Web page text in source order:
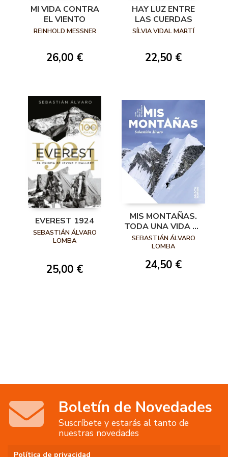
MI VIDA CONTRA
EL VIENTO
REINHOLD MESSNER
26,00 €
HAY LUZ ENTRE
LAS CUERDAS
SÍLVIA VIDAL MARTÍ
22,50 €
EVEREST 1924
SEBASTIÁN ÁLVARO
LOMBA
25,00 €
MIS MONTAÑAS.
TODA UNA VIDA AL
FILO DE LO
IMPOSIBLE
SEBASTIÁN ÁLVARO
LOMBA
24,50 €
Boletín de Novedades
Suscríbete y estarás al tanto de
nuestras novedades
Política de privacidad